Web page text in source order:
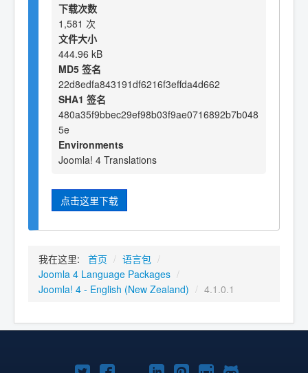
下载次数
1,581 次
文件大小
444.96 kB
MD5 签名
22d8edfa843191df6216f3effda4d662
SHA1 签名
480a35f9bbec29ef98b03f9ae0716892b7b048
5e
Environments
Joomla! 4 Translations
点击这里下载
我在这里: 首页 / 语言包 /
Joomla 4 Language Packages /
Joomla! 4 - English (New Zealand) / 4.1.0.1